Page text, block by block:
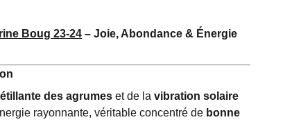
Boug 23-24 – Joie, Abondance & Énergie
des agrumes et de la vibration solaire
rayonnante, véritable concentré de bonne